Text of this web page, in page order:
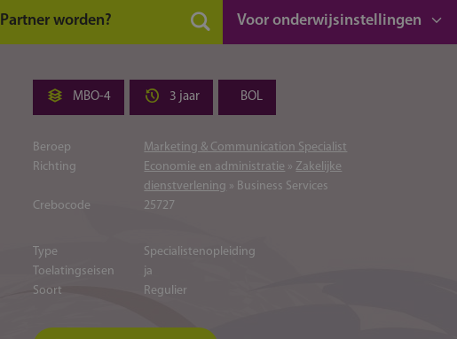
Voor onderwijsinstellingen
Partner worden?
MBO-4 3 jaar BOL
Beroep
Marketing & Communication Specialist
Richting
Economie en administratie » Zakelijke
dienstverlening » Business Services
Crebocode
25727
Type
Specialistenopleiding
Toelatingseisen
ja
Soort
Regulier